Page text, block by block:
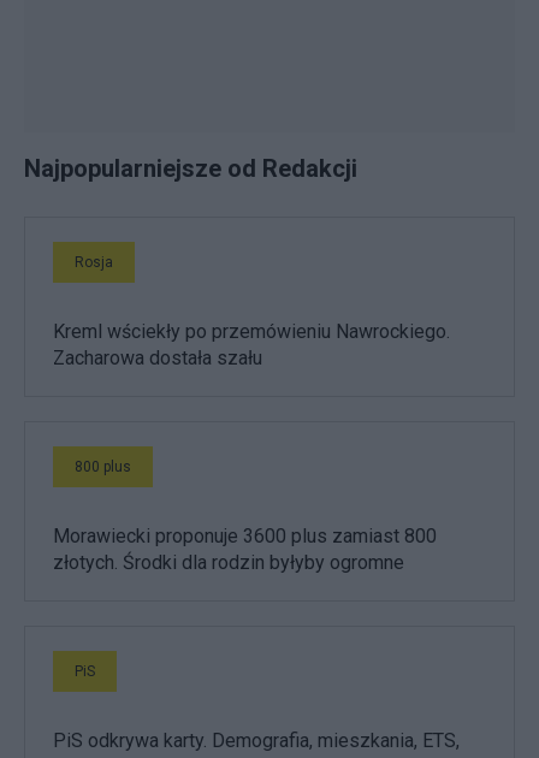
Najpopularniejsze od Redakcji
Rosja
Kreml wściekły po przemówieniu Nawrockiego.
Zacharowa dostała szału
800 plus
Morawiecki proponuje 3600 plus zamiast 800
złotych. Środki dla rodzin byłyby ogromne
PiS
PiS odkrywa karty. Demografia, mieszkania, ETS,